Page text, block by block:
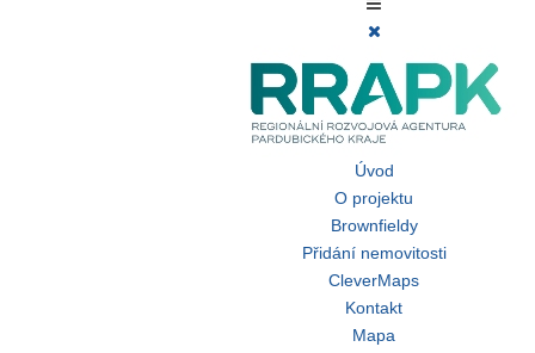
Úvod
O projektu
Brownfieldy
Přidání nemovitosti
CleverMaps
Kontakt
Mapa